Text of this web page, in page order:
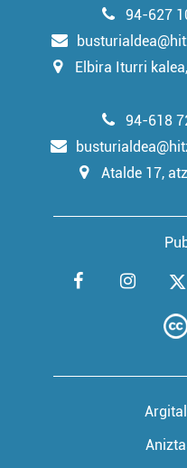
94-627
Elbira Iturri
94-618
Atalde 17,